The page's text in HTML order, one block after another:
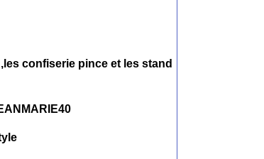
confiserie pince et les stand